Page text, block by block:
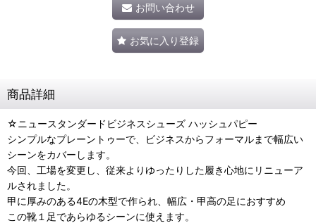
お問い合わせ
お気に入り登録
商品詳細
☆ニュースタンダードビジネスシューズ ハッシュパピー
シンプルなプレーントゥーで、ビジネスからフォーマルまで幅広い
シーンをカバーします。
今回、工場を変更し、従来よりゆったりした履き心地にリニューア
ルされました。
甲に厚みのある4Eの木型で作られ、幅広・甲高の足におすすめ
この靴１足であらゆるシーンに使えます。